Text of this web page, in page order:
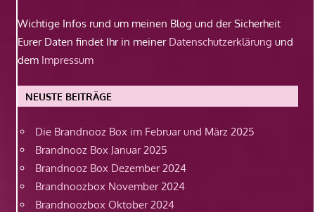
Wichtige Infos rund um meinen Blog und der Sicherheit
Eurer Daten findet Ihr in meiner Datenschutzerklärung und
dem Impressum
NEUSTE BEITRÄGE
Die Brandnooz Box im Februar und März 2025
Brandnooz Box Januar 2025
Brandnooz Box Dezember 2024
Brandnoozbox November 2024
Brandnoozbox Oktober 2024